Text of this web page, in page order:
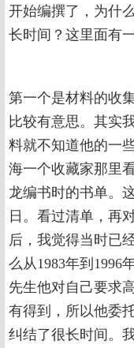
开始编撰了，为什
长时间？这里面有
第一个是材料的收
比较有意思。其实
料就不知道他的一
海一个收藏家那里
龙编书时的书单。
日。看过清单，再
后，我觉得当时已
么从1983年到1996
先生他对自己要求
有得到，所以他委
纠结了很长时间。